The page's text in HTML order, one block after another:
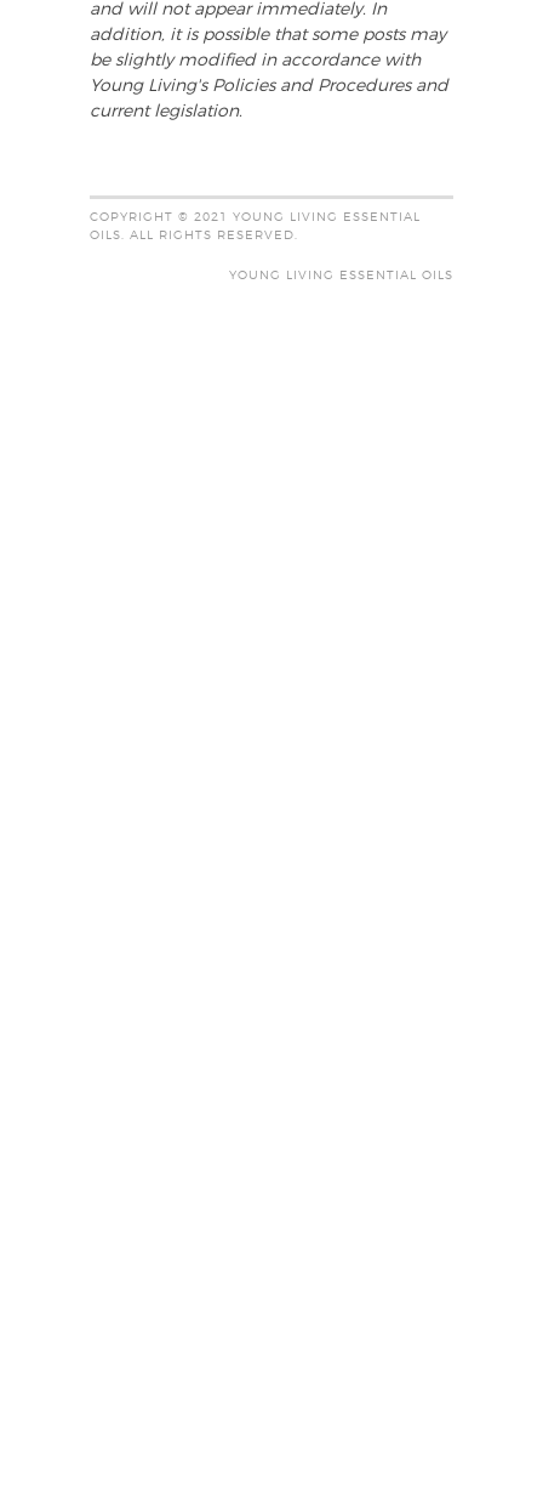
and will not appear immediately. In
addition, it is possible that some posts may
be slightly modified in accordance with
Young Living's Policies and Procedures and
current legislation.
COPYRIGHT © 2021 YOUNG LIVING ESSENTIAL
OILS. ALL RIGHTS RESERVED.
YOUNG LIVING ESSENTIAL OILS